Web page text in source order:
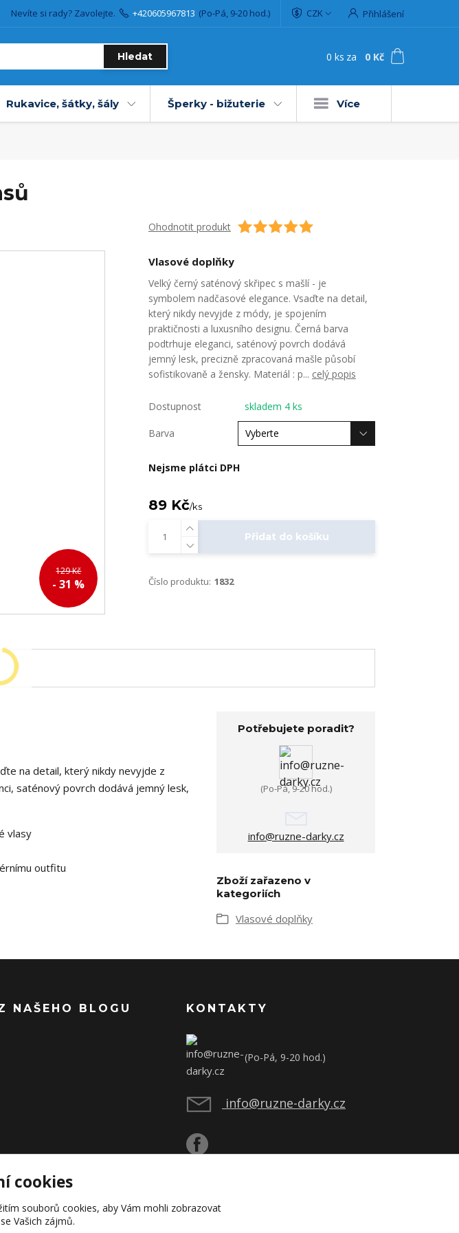
CZK Přihlášení
Hledat
Nevíte si rady? Zavolejte. +420605967813 (Po-Pá, 9-20 hod.)
0 ks za 0 Kč
Rukavice, šátky, šály Šperky - bižuterie Více
129 Kč
- 31 %
Ohodnotit produkt
Vlasové doplňky
Velký černý saténový skřipec s mašlí - je
symbolem nadčasové elegance. Vsaďte na detail,
který nikdy nevyjde z módy, je spojením
praktičnosti a luxusního designu. Černá barva
podtrhuje eleganci, saténový povrch dodává
jemný lesk, precizně zpracovaná mašle působí
sofistikovaně a žensky. Materiál : p... celý popis
Dostupnost skladem 4 ks
Barva
Nejsme plátci DPH
89 Kč/ks
Přidat do košíku
Číslo produktu: 1832
na detail, který nikdy nevyjde z
saténový povrch dodává jemný lesk,
vlasy
outfitu
Potřebujete poradit?
(Po-Pá, 9-20 hod.)
info@ruzne-darky.cz
Zboží zařazeno v
kategoriích
Vlasové doplňky
NAŠEHO BLOGU KONTAKTY
(Po-Pá, 9-20 hod.)
info@ruzne-darky.cz
cookies
souborů cookies, aby Vám mohli zobrazovat
Vašich zájmů.